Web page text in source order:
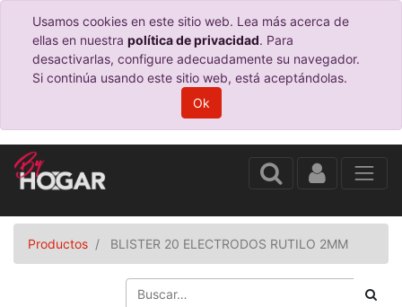
Usamos cookies en este sitio web. Lea más acerca de
ellas en nuestra política de privacidad. Para
desactivarlas, configure adecuadamente su navegador.
Si continúa usando este sitio web, está aceptándolas.
Ok
Productos BLISTER 20 ELECTRODOS RUTILO 2MM